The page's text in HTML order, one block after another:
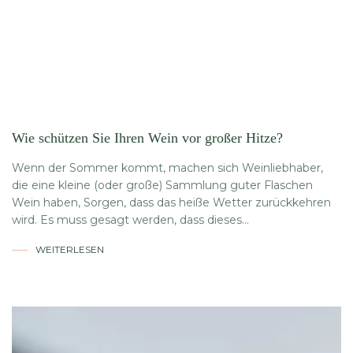
Wie schützen Sie Ihren Wein vor großer Hitze?
Wenn der Sommer kommt, machen sich Weinliebhaber,
die eine kleine (oder große) Sammlung guter Flaschen
Wein haben, Sorgen, dass das heiße Wetter zurückkehren
wird. Es muss gesagt werden, dass dieses...
WEITERLESEN